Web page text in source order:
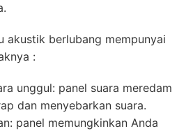
akustik berlubang mempunyai
:
unggul: panel suara meredam
dan menyebarkan suara.
panel memungkinkan Anda